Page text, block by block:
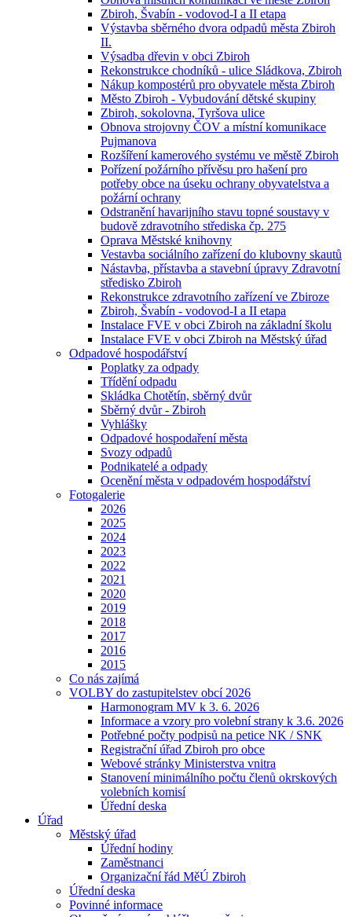
Zbiroh, Švabín - vodovod-I a II etapa
Výstavba sběrného dvora odpadů města Zbiroh
II.
Výsadba dřevin v obci Zbiroh
Rekonstrukce chodníků - ulice Sládkova, Zbiroh
Nákup kompostérů pro obyvatele města Zbiroh
Město Zbiroh - Vybudování dětské skupiny
Zbiroh, sokolovna, Tyršova ulice
Obnova strojovny ČOV a místní komunikace
Pujmanova
Rozšíření kamerového systému ve městě Zbiroh
Pořízení požárního přívěsu pro hašení pro
potřeby obce na úseku ochrany obyvatelstva a
požární ochrany
Odstranění havarijního stavu topné soustavy v
budově zdravotního střediska čp. 275
Oprava Městské knihovny
Vestavba sociálního zařízení do klubovny skautů
Nástavba, přístavba a stavební úpravy Zdravotní
středisko Zbiroh
Rekonstrukce zdravotního zařízení ve Zbiroze
Zbiroh, Švabín - vodovod-I a II etapa
Instalace FVE v obci Zbiroh na základní školu
Instalace FVE v obci Zbiroh na Městský úřad
Odpadové hospodářství
Poplatky za odpady
Třídění odpadu
Skládka Chotětín, sběrný dvůr
Sběrný dvůr - Zbiroh
Vyhlášky
Odpadové hospodaření města
Svozy odpadů
Podnikatelé a odpady
Ocenění města v odpadovém hospodářství
Fotogalerie
2026
2025
2024
2023
2022
2021
2020
2019
2018
2017
2016
2015
Co nás zajímá
VOLBY do zastupitelstev obcí 2026
Harmonogram MV k 3. 6. 2026
Informace a vzory pro volební strany k 3.6. 2026
Potřebné počty podpisů na petice NK / SNK
Registrační úřad Zbiroh pro obce
Webové stránky Ministerstva vnitra
Stanovení minimálního počtu členů okrskových
volebních komisí
Úřední deska
Úřad
Městský úřad
Úřední hodiny
Zaměstnanci
Organizační řád MěÚ Zbiroh
Úřední deska
Povinné informace